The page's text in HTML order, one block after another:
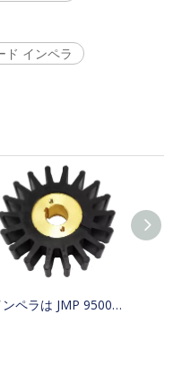
ド インペラ
インペラは JMP 9500-01/JABSCO 15780-0000/JOHNSON 15299-1000 の代替品